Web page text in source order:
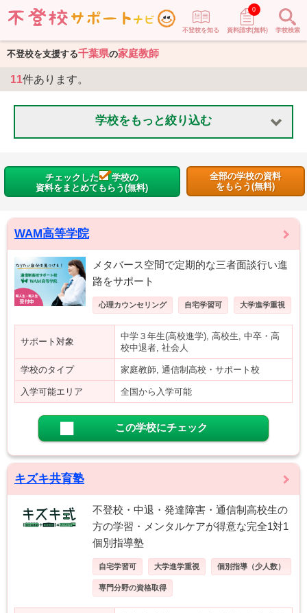
不登校を知る 資料請求(無料)
0
学校検索
不登校を支援する千葉県の家庭教師
11件あります。
学校をもっと絞り込む
チェックした
学校の
資料をまとめてもらう(無料)
全部の学校の資料
をもらう(無料)
WAM高等学院
メタバース空間で定期的な三者面談行い進
路をサポート
心理カウンセリング 自宅学習可 大学進学重視
サポート対象
中学３年生(高校進学), 高校生, 中卒・高
校中退者, 社会人
学校のタイプ 家庭教師, 通信制高校・サポート校
入学可能エリア 全国から入学可能
この学校にチェック
キズキ共育塾
不登校・中退・発達障害・通信制高校生の
方の学習・メンタルケアが得意な完全1対1
個別指導塾
自宅学習可 大学進学重視 個別指導（少人数）
専門分野の資格取得